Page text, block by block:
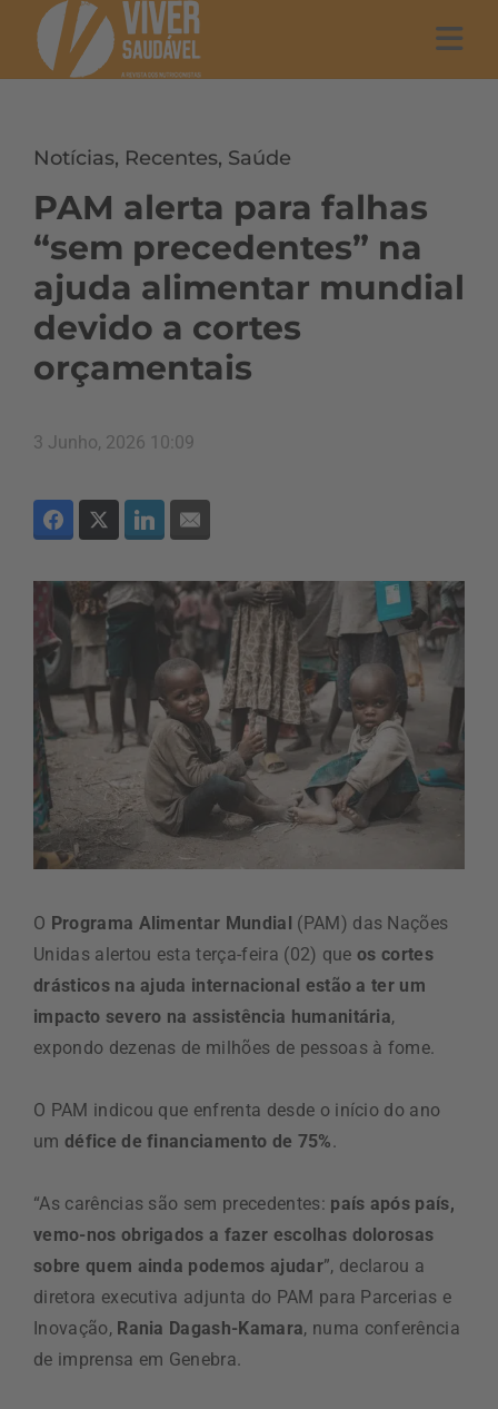
Notícias, Recentes, Saúde
PAM alerta para falhas
“sem precedentes” na
ajuda alimentar mundial
devido a cortes
orçamentais
3 Junho, 2026 10:09
O Programa Alimentar Mundial (PAM) das Nações
Unidas alertou esta terça-feira (02) queos cortes
drásticos na ajuda internacional estão a ter um
impacto severo na assistência humanitária,
expondo dezenas de milhões de pessoas à fome.
O PAM indicou que enfrenta desde o início do ano
um défice de financiamento de 75%.
“As carências são sem precedentes: país após país,
vemo-nos obrigados a fazer escolhas dolorosas
sobre quem ainda podemos ajudar”, declarou a
diretora executiva adjunta do PAM para Parcerias e
Inovação, Rania Dagash-Kamara, numa conferência
de imprensa em Genebra.